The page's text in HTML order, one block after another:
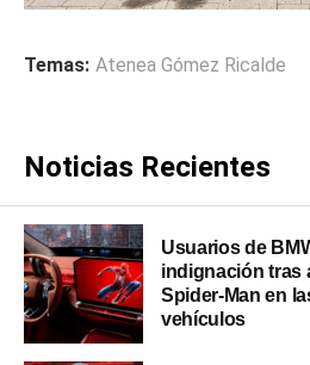
Temas: Atenea Gómez Ricalde
Noticias Recientes
Usuarios de
indignación tras
Spider-Man en
vehículos